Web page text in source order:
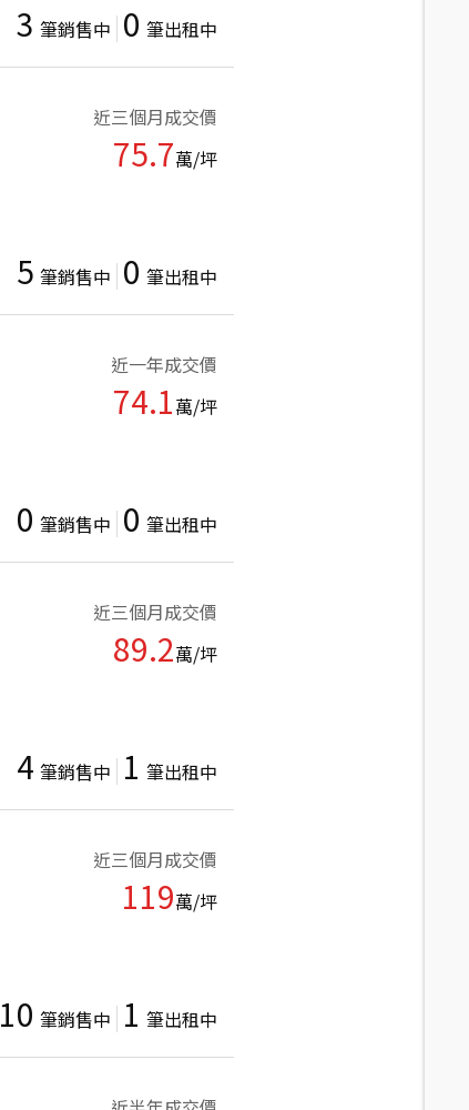
3 筆銷售中 0 筆出租中
近三個月成交價
75.7萬/坪
5 筆銷售中 0 筆出租中
近一年成交價
74.1萬/坪
0 筆銷售中 0 筆出租中
近三個月成交價
89.2萬/坪
4 筆銷售中 1 筆出租中
近三個月成交價
119萬/坪
10 筆銷售中 1 筆出租中